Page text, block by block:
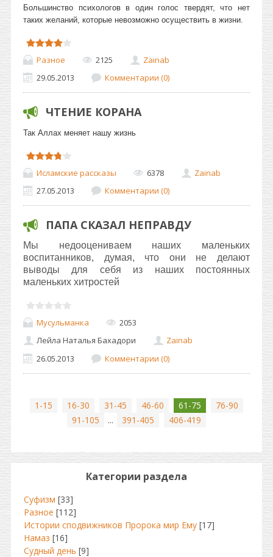
Большинство психологов в один голос твердят, что нет
таких желаний, которые невозможно осуществить в жизни.
Разное 2125
Zainab
29.05.2013
Комментарии (0)
ЧТЕНИЕ КОРАНА
Так Аллах меняет нашу жизнь
Исламские рассказы 6378
Zainab
27.05.2013
Комментарии (0)
ПАПА СКАЗАЛ НЕПРАВДУ
Мы недооцениваем наших маленьких
воспитанников, думая, что они не делают
выводы для себя из наших постоянных
маленьких хитростей
Мусульманка
2053
Лейла Наталья Бахадори
Zainab
26.05.2013
Комментарии (0)
1-15 16-30 31-45 46-60 61-75
76-90
91-105
... 391-405 406-419
Категории раздела
Суфизм [33]
Разное [112]
Истории сподвижников Пророка мир Ему [17]
Намаз [16]
Судный день [9]